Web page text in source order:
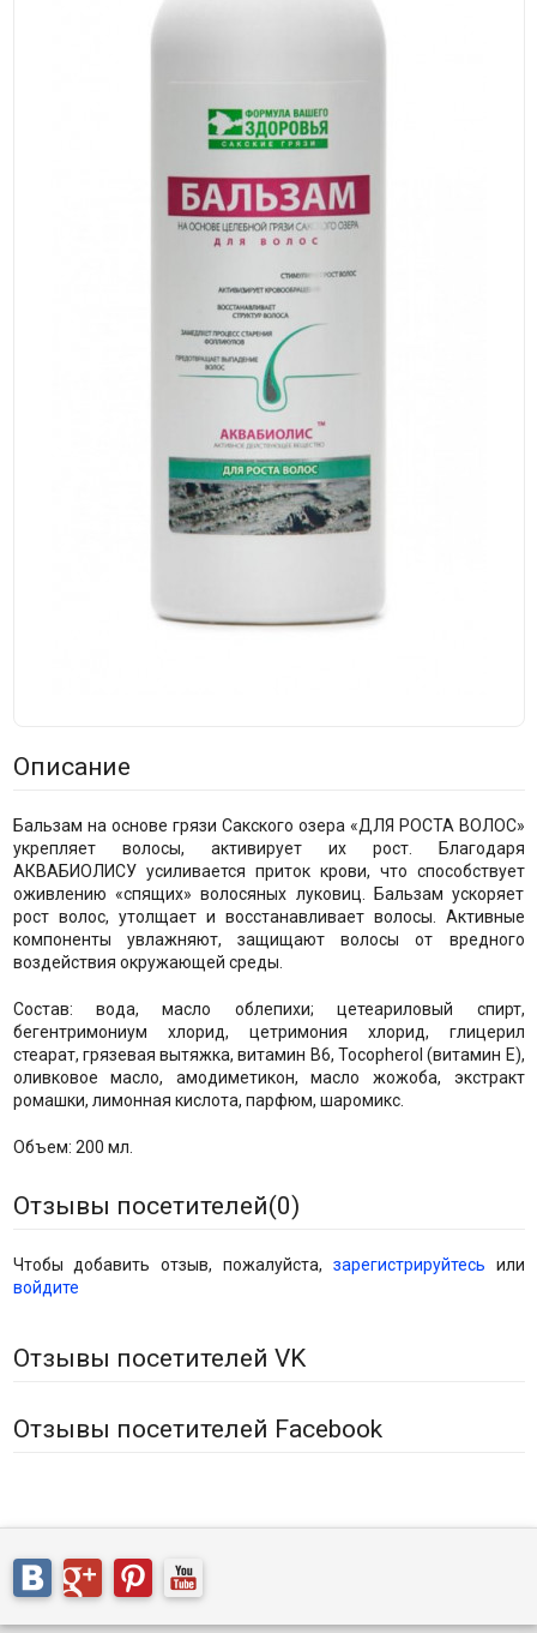
Описание
Бальзам на основе грязи Сакского озера «ДЛЯ РОСТА ВОЛОС»
укрепляет волосы, активирует их рост. Благодаря
АКВАБИОЛИСУ усиливается приток крови, что способствует
оживлению «спящих» волосяных луковиц. Бальзам ускоряет
рост волос, утолщает и восстанавливает волосы. Активные
компоненты увлажняют, защищают волосы от вредного
воздействия окружающей среды.
Состав: вода, масло облепихи; цетеариловый спирт,
бегентримониум хлорид, цетримония хлорид, глицерил
стеарат, грязевая вытяжка, витамин В6, Tocopherol (витамин Е),
оливковое масло, амодиметикон, масло жожоба, экстракт
ромашки, лимонная кислота, парфюм, шаромикс.
Объем: 200 мл.
Отзывы посетителей(0)
Чтобы добавить отзыв, пожалуйста, зарегистрируйтесь или
войдите
Отзывы посетителей VK
Отзывы посетителей Facebook